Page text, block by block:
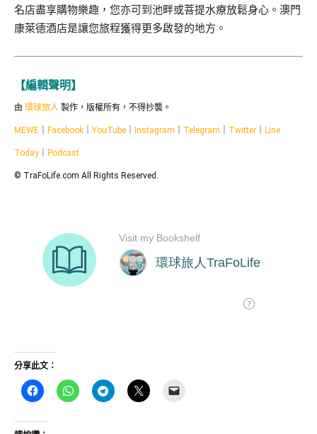
名店盡享購物樂趣，您亦可到池畔或菩提水療放鬆身心。澳門
康萊德酒店是讓您旅程獲得更多啟發的地方。
【編輯聲明】
由 環球旅人 製作，版權所有，不得抄襲。
MEWE Facebook YouTube Instagram Telegram Twitter Line
Today Podcast
© TraFoLife.com All Rights Reserved.
分享此文：